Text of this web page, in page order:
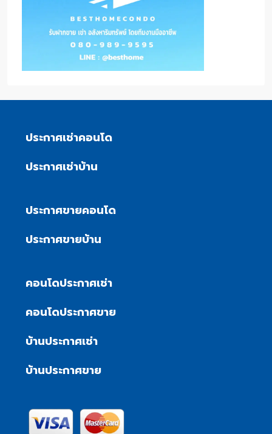
ประกาศเช่าคอนโด
ประกาศเช่าบ้าน
ประกาศขายคอนโด
ประกาศขายบ้าน
คอนโดประกาศเช่า
คอนโดประกาศขาย
บ้านประกาศเช่า
บ้านประกาศขาย